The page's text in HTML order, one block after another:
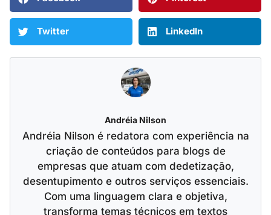
Twitter LinkedIn
Andréia Nilson
Andréia Nilson é redatora com experiência na
criação de conteúdos para blogs de
empresas que atuam com dedetização,
desentupimento e outros serviços essenciais.
Com uma linguagem clara e objetiva,
transforma temas técnicos em textos